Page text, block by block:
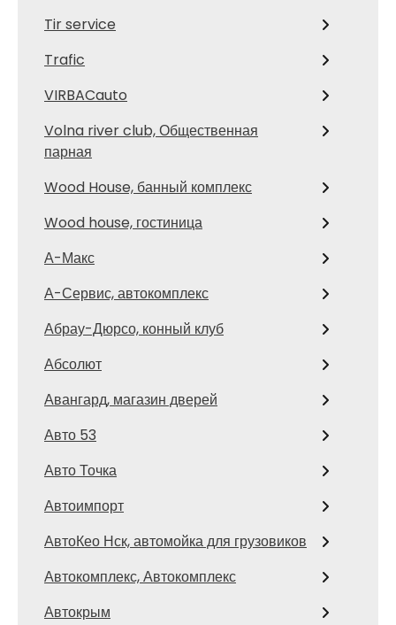
Tir service
Trafic
VIRBACauto
Volna river club, Общественная
парная
Wood House, банный комплекс
Wood house, гостиница
А-Макс
А-Сервис, автокомплекс
Абрау-Дюрсо, конный клуб
Абсолют
Авангард, магазин дверей
Авто 53
Авто Точка
Автоимпорт
АвтоКео Нск, автомойка для грузовиков
Автокомплекс, Автокомплекс
Автокрым